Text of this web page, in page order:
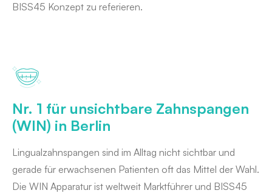
BISS45 Konzept zu referieren.
Nr. 1 für unsichtbare Zahnspangen
(WIN) in Berlin
Lingualzahnspangen sind im Alltag nicht sichtbar und
gerade für erwachsenen Patienten oft das Mittel der Wahl.
Die WIN Apparatur ist weltweit Marktführer und BISS45